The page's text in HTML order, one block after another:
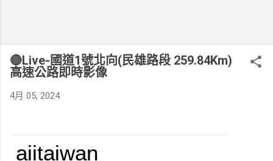
🔴Live-國道1號北向(民雄路段 259.84Km)
高速公路即時影像
4月 05, 2024